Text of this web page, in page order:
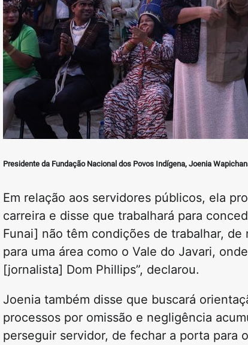
Presidente da Fundação Nacional dos Povos Indígena, Joenia
Em relação aos servidores públicos, ela
carreira e disse que trabalhará para
Funai] não têm condições de trabalhar,
para uma área como o Vale do Javari,
[jornalista] Dom Phillips”, declarou.
Joenia também disse que buscará
processos por omissão e negligência
perseguir servidor, de fechar a porta para